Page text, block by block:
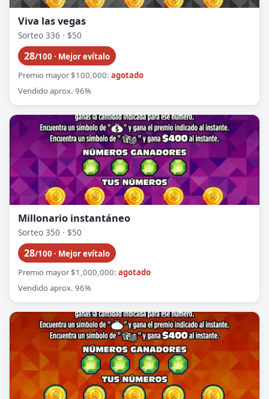
Viva las vegas
Sorteo 336 · $50
28/100 · Mejor evítalo
Premio mayor $100,000: agotado
Vendido aprox. 96%
Millonario instantáneo
Sorteo 350 · $50
28/100 · Mejor evítalo
Premio mayor $1,000,000: agotado
Vendido aprox. 96%